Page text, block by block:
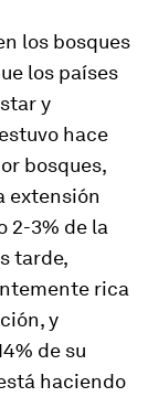
los bosques
los países
y
hace
bosques,
extensión
2-3% de la
tarde,
rica
y
de su
haciendo